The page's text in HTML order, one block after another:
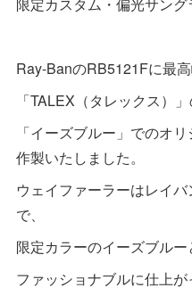
Ray-BanのRB5121Fに最
「TALEX（タレックス）
「イーズブルー」でのオ
作製いたしました。
ウェイファーラーはレイ
で、
限定カラーのイーズブル
ファッショナブルに仕上が